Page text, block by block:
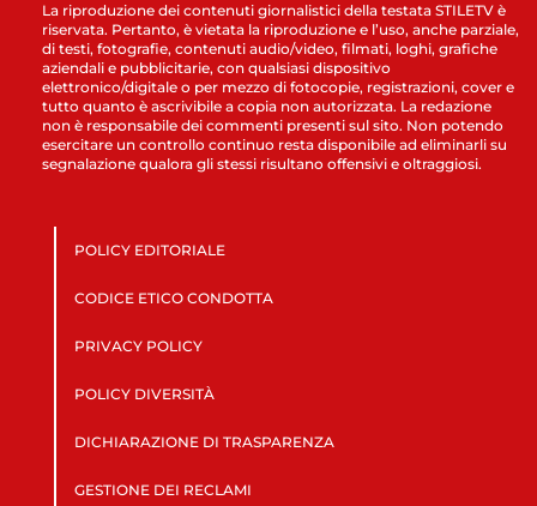
La riproduzione dei contenuti giornalistici della testata STILETV è
riservata. Pertanto, è vietata la riproduzione e l’uso, anche parziale,
di testi, fotografie, contenuti audio/video, filmati, loghi, grafiche
aziendali e pubblicitarie, con qualsiasi dispositivo
elettronico/digitale o per mezzo di fotocopie, registrazioni, cover e
tutto quanto è ascrivibile a copia non autorizzata. La redazione
non è responsabile dei commenti presenti sul sito. Non potendo
esercitare un controllo continuo resta disponibile ad eliminarli su
segnalazione qualora gli stessi risultano offensivi e oltraggiosi.
POLICY EDITORIALE
CODICE ETICO CONDOTTA
PRIVACY POLICY
POLICY DIVERSITÀ
DICHIARAZIONE DI TRASPARENZA
GESTIONE DEI RECLAMI